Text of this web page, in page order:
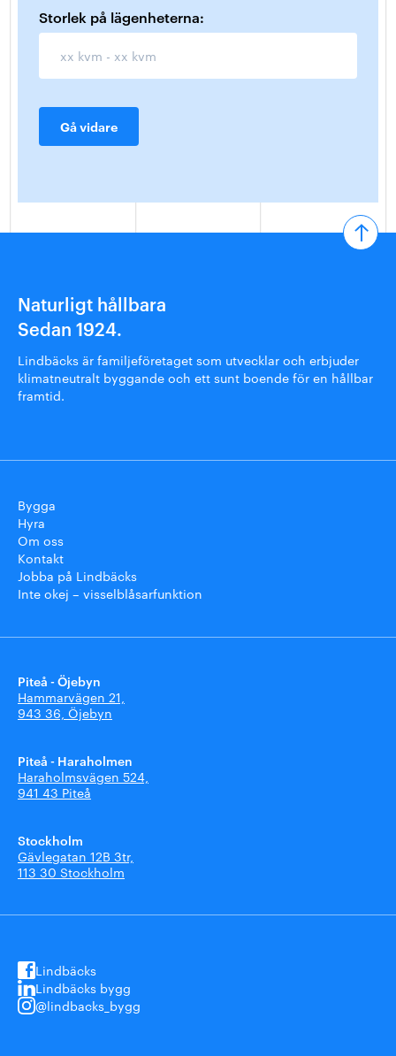
Storlek på lägenheterna:
Gå vidare
Naturligt hållbara
Sedan 1924.
Lindbäcks är familjeföretaget som utvecklar och erbjuder
klimatneutralt byggande och ett sunt boende för en hållbar
framtid.
Bygga
Hyra
Om oss
Kontakt
Jobba på Lindbäcks
Inte okej – visselblåsarfunktion
Piteå - Öjebyn
Hammarvägen 21,
943 36, Öjebyn
Piteå - Haraholmen
Haraholmsvägen 524,
941 43 Piteå
Stockholm
Gävlegatan 12B 3tr,
113 30 Stockholm
Lindbäcks
Lindbäcks bygg
@lindbacks_bygg